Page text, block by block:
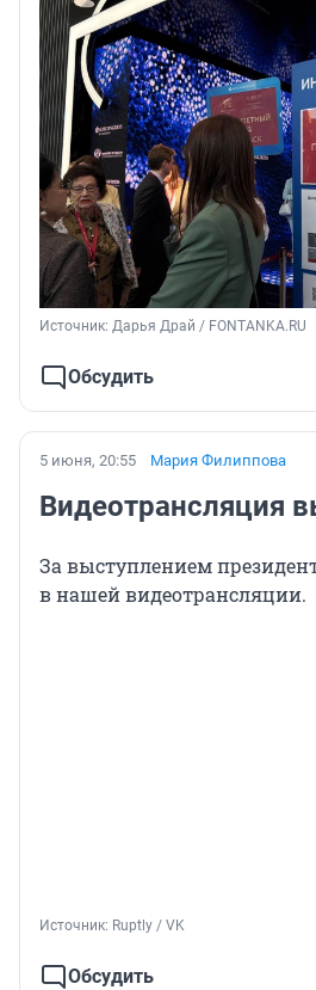
Источник: Дарья Драй / FONTANKA.RU
Обсудить
5 июня, 20:55 Мария Филиппова
Видеотрансляция
За выступлением
в нашей видеотрансляции.
Источник: Ruptly / VK
Обсудить